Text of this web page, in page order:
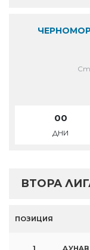
00
ДНИ
ВТОРА
ПОЗИЦИЯ